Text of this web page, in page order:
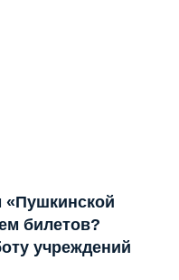
«Пушкинской
билетов?
учреждений